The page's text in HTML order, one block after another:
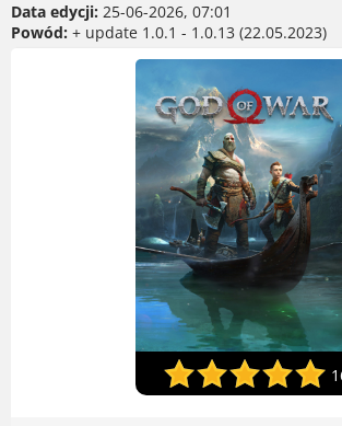
Data edycji: 25-06-2026, 07:01
Powód: + update 1.0.1 - 1.0.13 (22.05.2023)